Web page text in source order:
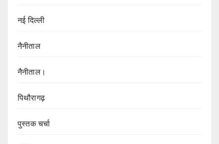
नई दिल्ली
नैनीताल
नैनीताल।
पिथौरागढ़
पुस्तक चर्चा